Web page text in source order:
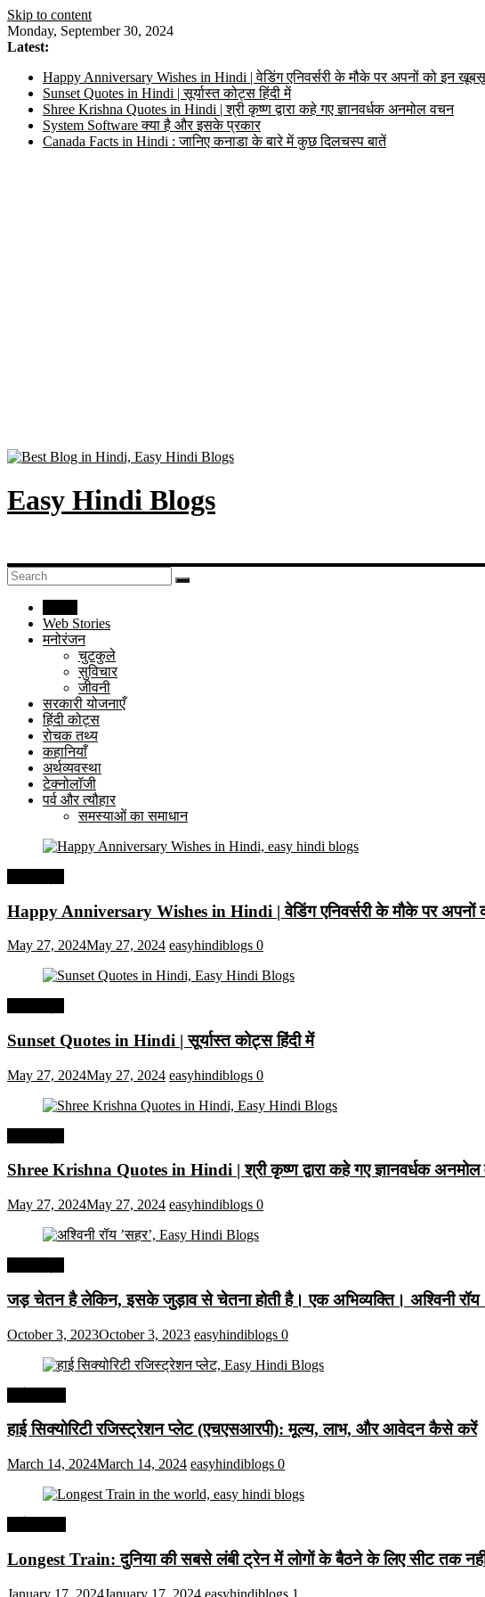
Skip to content
Monday, September 30, 2024
Latest:
Happy Anniversary Wishes in Hindi | वेडिंग एनिवर्सरी के मौके पर अपनों को इन
Sunset Quotes in Hindi | सूर्यास्त कोट्स हिंदी में
Shree Krishna Quotes in Hindi | श्री कृष्ण द्वारा कहे गए ज्ञानवर्धक अनमोल वचन
System Software क्या है और इसके प्रकार
Canada Facts in Hindi : जानिए कनाडा के बारे में कुछ दिलचस्प बातें
Easy Hindi Blogs
Web Stories
मनोरंजन
चुटकुले
सुविचार
जीवनी
सरकारी योजनाएँ
हिंदी कोट्स
रोचक तथ्य
कहानियाँ
अर्थव्यवस्था
टेक्नोलॉजी
पर्व और त्यौहार
समस्याओं का समाधान
Happy Anniversary Wishes in Hindi | वेडिंग एनिवर्सरी के मौके पर अपनों
May 27, 2024May 27, 2024 easyhindiblogs 0
Sunset Quotes in Hindi | सूर्यास्त कोट्स हिंदी में
May 27, 2024May 27, 2024 easyhindiblogs 0
Shree Krishna Quotes in Hindi | श्री कृष्ण द्वारा कहे गए ज्ञानवर्धक
May 27, 2024May 27, 2024 easyhindiblogs 0
जड़ चेतन है लेकिन, इसके जुड़ाव से चेतना होती है। एक अभिव्यक्ति। अश्विनी रॉय
October 3, 2023October 3, 2023 easyhindiblogs 0
हाई सिक्योरिटी रजिस्ट्रेशन प्लेट (एचएसआरपी): मूल्य, लाभ, और आवेदन कैसे करें
March 14, 2024March 14, 2024 easyhindiblogs 0
Longest Train: दुनिया की सबसे लंबी ट्रेन में लोगों के बैठने के लिए सीट तक
January 17, 2024January 17, 2024 easyhindiblogs 1